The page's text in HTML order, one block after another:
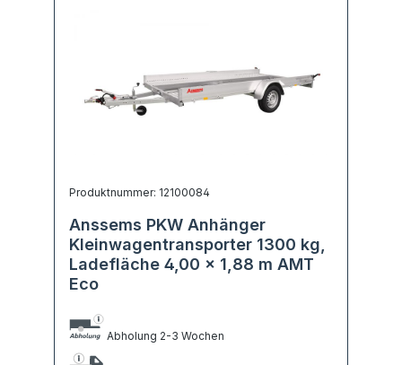
Produktnummer: 12100084
Anssems PKW Anhänger
Kleinwagentransporter 1300 kg,
Ladefläche 4,00 x 1,88 m AMT
Eco
Abholung 2-3 Wochen